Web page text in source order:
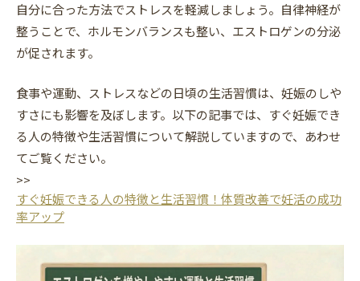
自分に合った方法でストレスを軽減しましょう。自律神経が
整うことで、ホルモンバランスも整い、エストロゲンの分泌
が促されます。
食事や運動、ストレスなどの日頃の生活習慣は、妊娠のしや
すさにも影響を及ぼします。以下の記事では、すぐ妊娠でき
る人の特徴や生活習慣について解説していますので、あわせ
てご覧ください。
>>
すぐ妊娠できる人の特徴と生活習慣！体質改善で妊活の成功
率アップ